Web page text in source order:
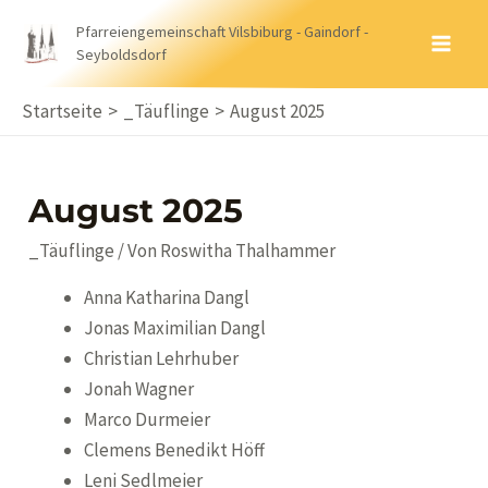
Inhalt
Pfarreiengemeinschaft Vilsbiburg - Gaindorf -
Seyboldsdorf
Startseite _Täuflinge August 2025
August 2025
_Täuflinge / Von Roswitha Thalhammer
Anna Katharina Dangl
Jonas Maximilian Dangl
Christian Lehrhuber
Jonah Wagner
Marco Durmeier
Clemens Benedikt Höff
Leni Sedlmeier